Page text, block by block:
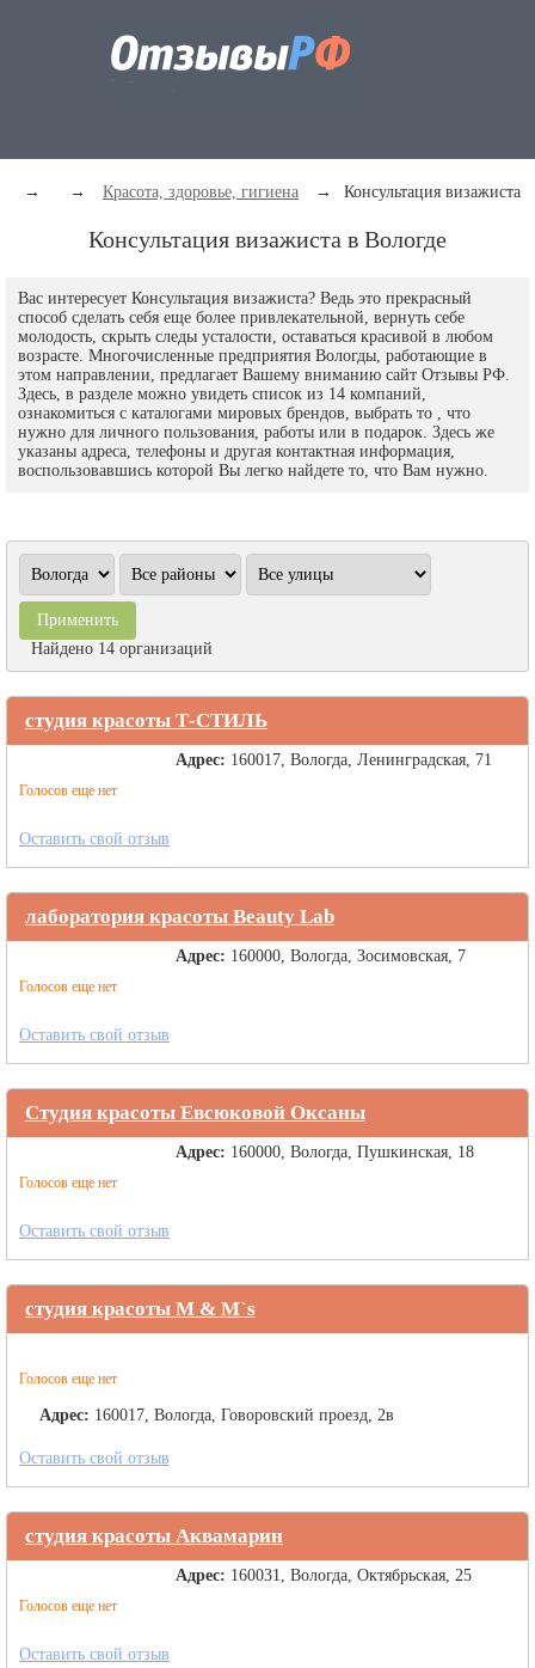
→ → Красота, здоровье, гигиена → Консультация визажиста
Консультация визажиста в Вологде
Вас интересует Консультация визажиста? Ведь это прекрасный
способ сделать себя еще более привлекательной, вернуть себе
молодость, скрыть следы усталости, оставаться красивой в любом
возрасте. Многочисленные предприятия Вологды, работающие в
этом направлении, предлагает Вашему вниманию сайт Отзывы РФ.
Здесь, в разделе можно увидеть список из 14 компаний,
ознакомиться с каталогами мировых брендов, выбрать то , что
нужно для личного пользования, работы или в подарок. Здесь же
указаны адреса, телефоны и другая контактная информация,
воспользовавшись которой Вы легко найдете то, что Вам нужно.
Найдено 14 организаций
студия красоты Т-СТИЛЬ
Голосов еще нет
Адрес: 160017, Вологда, Ленинградская, 71
Оставить свой отзыв
лаборатория красоты Beauty Lab
Голосов еще нет
Адрес: 160000, Вологда, Зосимовская, 7
Оставить свой отзыв
Студия красоты Евсюковой Оксаны
Голосов еще нет
Адрес: 160000, Вологда, Пушкинская, 18
Оставить свой отзыв
студия красоты М & М`s
Голосов еще нет
Адрес: 160017, Вологда, Говоровский проезд, 2в
Оставить свой отзыв
студия красоты Аквамарин
Голосов еще нет
Адрес: 160031, Вологда, Октябрьская, 25
Оставить свой отзыв